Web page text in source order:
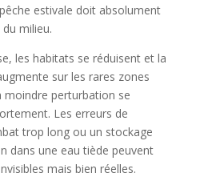
estivale doit absolument
milieu.
les habitats se réduisent et la
sur les rares zones
moindre perturbation se
Les erreurs de
trop long ou un stockage
dans une eau tiède peuvent
mais bien réelles.